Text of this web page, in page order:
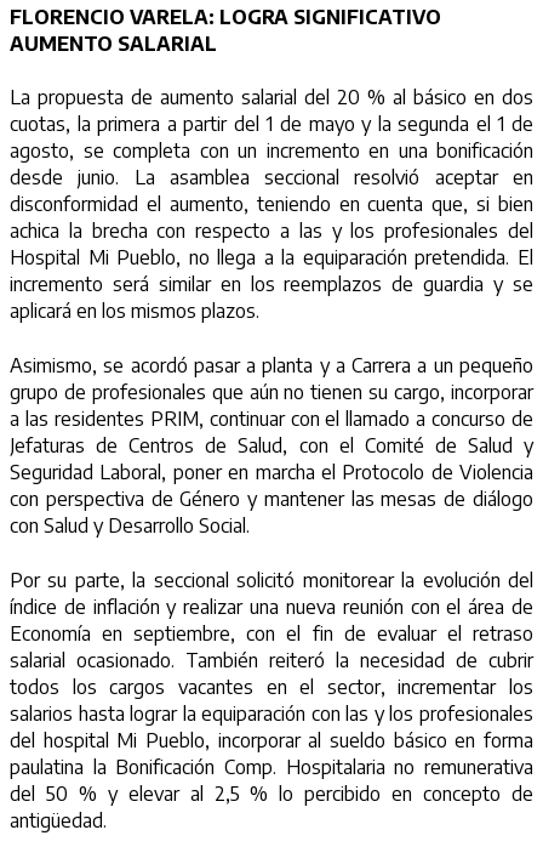
FLORENCIO VARELA: LOGRA SIGNIFICATIVO
AUMENTO SALARIAL
La propuesta de aumento salarial del 20 % al básico en dos
cuotas, la primera a partir del 1 de mayo y la segunda el 1 de
agosto, se completa con un incremento en una bonificación
desde junio. La asamblea seccional resolvió aceptar en
disconformidad el aumento, teniendo en cuenta que, si bien
achica la brecha con respecto a las y los profesionales del
Hospital Mi Pueblo, no llega a la equiparación pretendida. El
incremento será similar en los reemplazos de guardia y se
aplicará en los mismos plazos.
Asimismo, se acordó pasar a planta y a Carrera a un pequeño
grupo de profesionales que aún no tienen su cargo, incorporar
a las residentes PRIM, continuar con el llamado a concurso de
Jefaturas de Centros de Salud, con el Comité de Salud y
Seguridad Laboral, poner en marcha el Protocolo de Violencia
con perspectiva de Género y mantener las mesas de diálogo
con Salud y Desarrollo Social.
Por su parte, la seccional solicitó monitorear la evolución del
índice de inflación y realizar una nueva reunión con el área de
Economía en septiembre, con el fin de evaluar el retraso
salarial ocasionado. También reiteró la necesidad de cubrir
todos los cargos vacantes en el sector, incrementar los
salarios hasta lograr la equiparación con las y los profesionales
del hospital Mi Pueblo, incorporar al sueldo básico en forma
paulatina la Bonificación Comp. Hospitalaria no remunerativa
del 50 % y elevar al 2,5 % lo percibido en concepto de
antigüedad.